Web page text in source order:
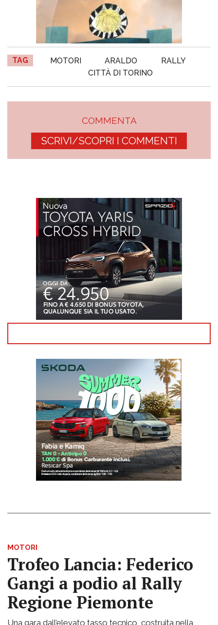
TAG MOTORI ARALDO
RALLY
CITTÀ DI TORINO
COMMENTA
SCRIVI/SCOPRI I COMMENTI
MOTORI
Trofeo Lancia: Federico
Gangi a podio al Rally
Regione Piemonte
Una gara dall’elevato tasso tecnico, costruita nella